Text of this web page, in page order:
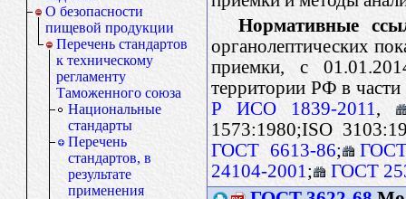
О безопасности
пищевой продукции
Перечень стандартов
к техническому
регламенту
Таможенного союза
Национальные
стандарты
Перечень
стандартов, в
результате
применения
Нормативные
органолептических
приемки, с
территории РФ в части
Р ИСО 1839-2011 ,
1573:1980;ISO
ГОСТ 6613-86;
24104-2001 ;
ГОСТ